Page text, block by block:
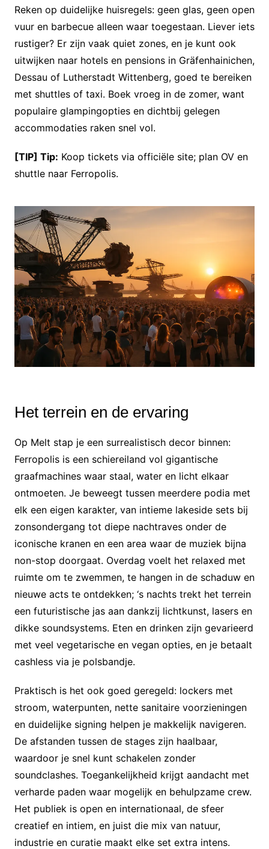
Reken op duidelijke huisregels: geen glas, geen open
vuur en barbecue alleen waar toegestaan. Liever iets
rustiger? Er zijn vaak quiet zones, en je kunt ook
uitwijken naar hotels en pensions in Gräfenhainichen,
Dessau of Lutherstadt Wittenberg, goed te bereiken
met shuttles of taxi. Boek vroeg in de zomer, want
populaire glampingopties en dichtbij gelegen
accommodaties raken snel vol.
[TIP] Tip: Koop tickets via officiële site; plan OV en
shuttle naar Ferropolis.
Het terrein en de ervaring
Op Melt stap je een surrealistisch decor binnen:
Ferropolis is een schiereiland vol gigantische
graafmachines waar staal, water en licht elkaar
ontmoeten. Je beweegt tussen meerdere podia met
elk een eigen karakter, van intieme lakeside sets bij
zonsondergang tot diepe nachtraves onder de
iconische kranen en een area waar de muziek bijna
non-stop doorgaat. Overdag voelt het relaxed met
ruimte om te zwemmen, te hangen in de schaduw en
nieuwe acts te ontdekken; ‘s nachts trekt het terrein
een futuristische jas aan dankzij lichtkunst, lasers en
dikke soundsystems. Eten en drinken zijn gevarieerd
met veel vegetarische en vegan opties, en je betaalt
cashless via je polsbandje.
Praktisch is het ook goed geregeld: lockers met
stroom, waterpunten, nette sanitaire voorzieningen
en duidelijke signing helpen je makkelijk navigeren.
De afstanden tussen de stages zijn haalbaar,
waardoor je snel kunt schakelen zonder
soundclashes. Toegankelijkheid krijgt aandacht met
verharde paden waar mogelijk en behulpzame crew.
Het publiek is open en internationaal, de sfeer
creatief en intiem, en juist die mix van natuur,
industrie en curatie maakt elke set extra intens.